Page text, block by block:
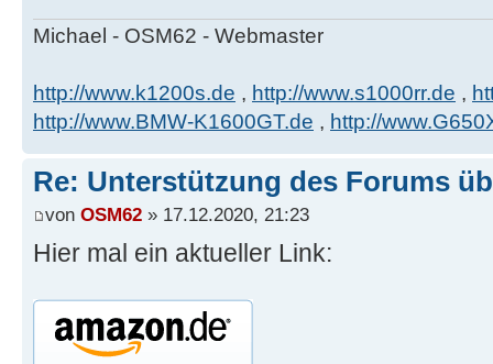
Michael - OSM62 - Webmaster
http://www.k1200s.de , http://www.s1000rr.de ,
http://www.BMW-K1600GT.de , http://
Re: Unterstützung des Forums
von OSM62 » 17.12.2020, 21:23
Hier mal ein aktueller Link: